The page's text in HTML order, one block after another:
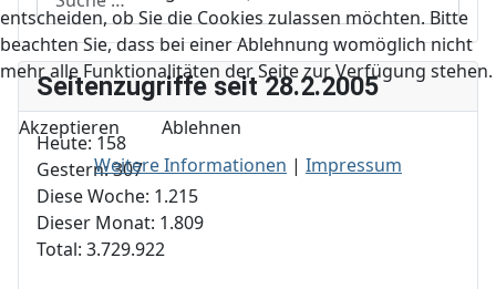
Seitenzugriffe seit 28.2.2005
Heute: 158
Gestern:307
Diese Woche: 1.215
Dieser Monat: 1.809
Total: 3.729.922
entscheiden, ob Sie die Cookies zulassen möchten. Bitte
beachten Sie, dass bei einer Ablehnung womöglich nicht
mehr alle Funktionalitäten der Seite zur Verfügung stehen.
Akzeptieren
Ablehnen
Weitere Informationen | Impressum